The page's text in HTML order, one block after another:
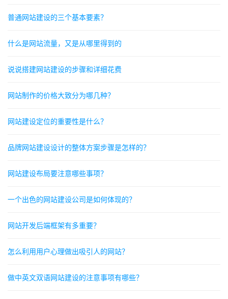
普通网站建设的三个基本要素？
什么是网站流量，又是从哪里得到的
说说搭建网站建设的步骤和详细花费
网站制作的价格大致分为哪几种？
网站建设定位的重要性是什么？
品牌网站建设设计的整体方案步骤是怎样的？
网站建设布局要注意哪些事项？
一个出色的网站建设公司是如何体现的？
网站开发后端框架有多重要？
怎么利用用户心理做出吸引人的网站？
做中英文双语网站建设的注意事项有哪些？